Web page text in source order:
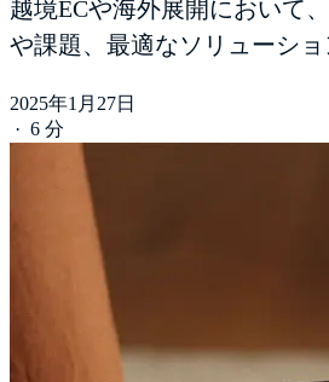
越境ECや海外展開において
や課題、最適なソリューシ
2025年1月27日
· 6 分